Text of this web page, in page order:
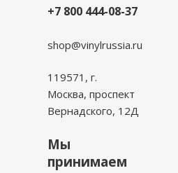
+7 800 444-08-37
shop@vinylrussia.ru
119571,г.
Москва, проспект
Вернадского, 12Д
Мы
принимаем